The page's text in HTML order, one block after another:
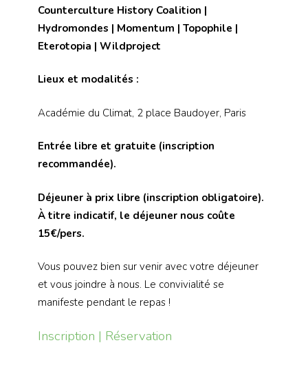
Counterculture History Coalition |
Hydromondes | Momentum | Topophile |
Eterotopia | Wildproject
Lieux et modalités :
Académie du Climat, 2 place Baudoyer, Paris
Entrée libre et gratuite (inscription
recommandée).
Déjeuner à prix libre (inscription obligatoire).
À titre indicatif, le déjeuner nous coûte
15€/pers.
Vous pouvez bien sur venir avec votre déjeuner
et vous joindre à nous. Le convivialité se
manifeste pendant le repas !
Inscription | Réservation